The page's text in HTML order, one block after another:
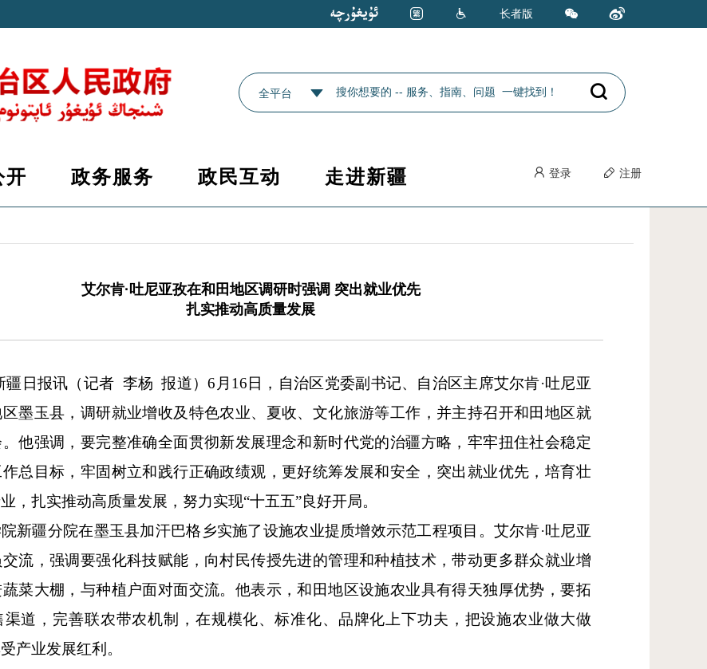
长者版
全平台
开 政务服务 政民互动 走进新疆 登录 注册
艾尔肯·吐尼亚孜在和田地区调研时强调 突出就业优先
扎实推动高质量发展
疆日报讯（记者 李杨 报道）6 月 16 日，自治区党委副书记、自治区主席艾尔肯·吐尼亚
墨玉县，调研就业增收及特色农业、夏收、文化旅游等工作，并主持召开和田地区就
他强调，要完整准确全面贯彻新发展理念和新时代党的治疆方略，牢牢扭住社会稳定
总目标，牢固树立和践行正确政绩观，更好统筹发展和安全，突出就业优先，培育壮
，扎实推动高质量发展，努力实现“十五五”良好开局。
新疆分院在墨玉县加汗巴格乡实施了设施农业提质增效示范工程项目。艾尔肯·吐尼亚
流，强调要强化科技赋能，向村民传授先进的管理和种植技术，带动更多群众就业增
菜大棚，与种植户面对面交流。他表示，和田地区设施农业具有得天独厚优势，要拓
渠道，完善联农带农机制，在规模化、标准化、品牌化上下功夫，把设施农业做大做
产业发展红利。